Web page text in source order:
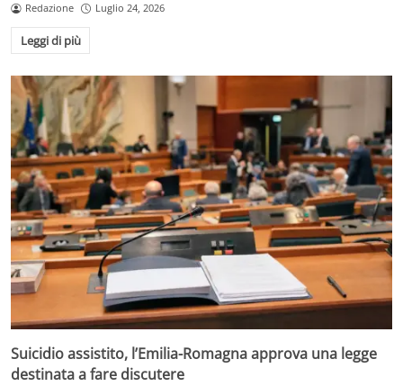
Redazione Luglio 24, 2026
Leggi di più
Suicidio assistito, l’Emilia-Romagna approva una legge
destinata a fare discutere